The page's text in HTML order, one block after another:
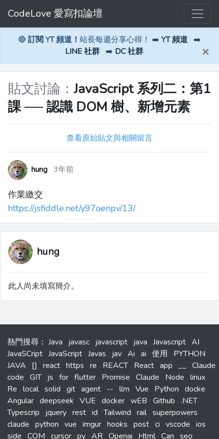
CodeLove 愛寫扣論壇
🔴 訂閱 YT 頻道！ 站長每週分享心得！ ➡️ YT 頻道 ➡️
LINE 社群 ➡️ DC 社群 ×
貼文討論：JavaScript 系列二：第1
課 ── 認識 DOM 樹、新增元素
查看原始貼文與相關留言
hung 3年前
作業繳交
https://jsfiddle.net/y97oenpv/13/
hung
此人尚未填寫簡介。
熱門搜尋 ： Java javasc javascript java Javascript AI
JavaSCript JavaScript Javas jav Ai ai 使用
PYTHON
JAVA
[] react https re REACT React app __ Claude
code GIT js for flutter Promise Claude Node linux
Re local solid git agent -- llm Vue Python docke
Angular deepseek VUE docker wEB Github .NET
Typescrip
jquery rest id Tailwind rail superpowers
claude python vue imgur hooks post ci vscode ios
side COM cursor py AR Openai Html Can seo